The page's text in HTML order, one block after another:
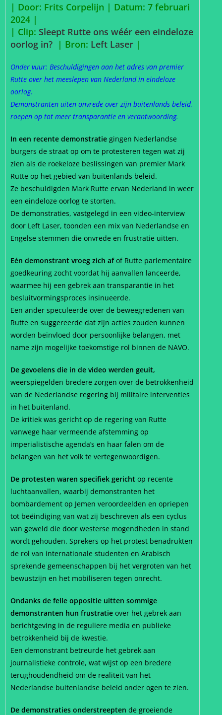
| Door: Frits Corpelijn | Datum: 7 februari
2024 |
| Clip: Sleept Rutte ons wéér een eindeloze
oorlog in? | Bron: Left Laser |
Onder vuur: Beschuldigingen aan het adres van premier
Rutte over het meeslepen van Nederland in eindeloze
oorlog.
Demonstranten uiten onvrede over zijn buitenlands beleid,
roepen op tot meer transparantie en verantwoording.
In een recente demonstratie gingen Nederlandse
burgers de straat op om te protesteren tegen wat zij
zien als de roekeloze beslissingen van premier Mark
Rutte op het gebied van buitenlands beleid.
Ze beschuldigden Mark Rutte ervan Nederland in weer
een eindeloze oorlog te storten.
De demonstraties, vastgelegd in een video-interview
door Left Laser, toonden een mix van Nederlandse en
Engelse stemmen die onvrede en frustratie uitten.
Eén demonstrant vroeg zich afof Rutte parlementaire
goedkeuring zocht voordat hij aanvallen lanceerde,
waarmee hij een gebrek aan transparantie in het
besluitvormingsproces insinueerde.
Een ander speculeerde over de beweegredenen van
Rutte en suggereerde dat zijn acties zouden kunnen
worden beïnvloed door persoonlijke belangen, met
name zijn mogelijke toekomstige rol binnen de NAVO.
De gevoelens die in de video werden geuit,
weerspiegelden bredere zorgen over de betrokkenheid
van de Nederlandse regering bij militaire interventies
in het buitenland.
De kritiek was gericht op de regering van Rutte
vanwege haar vermeende afstemming op
imperialistische agenda’s en haar falen om de
belangen van het volk te vertegenwoordigen.
De protesten waren specifiek gericht op recente
luchtaanvallen, waarbij demonstranten het
bombardement op Jemen veroordeelden en opriepen
tot beëindiging van wat zij beschreven als een cyclus
van geweld die door westerse mogendheden in stand
wordt gehouden. Sprekers op het protest benadrukten
de rol van internationale studenten en Arabisch
sprekende gemeenschappen bij het vergroten van het
bewustzijn en het mobiliseren tegen onrecht.
Ondanks de felle oppositie uitten sommige
demonstranten hun frustratie over het gebrek aan
berichtgeving in de reguliere media en publieke
betrokkenheid bij de kwestie.
Een demonstrant betreurde het gebrek aan
journalistieke controle, wat wijst op een bredere
terughoudendheid om de realiteit van het
Nederlandse buitenlandse beleid onder ogen te zien.
De demonstraties onderstreepten de groeiende